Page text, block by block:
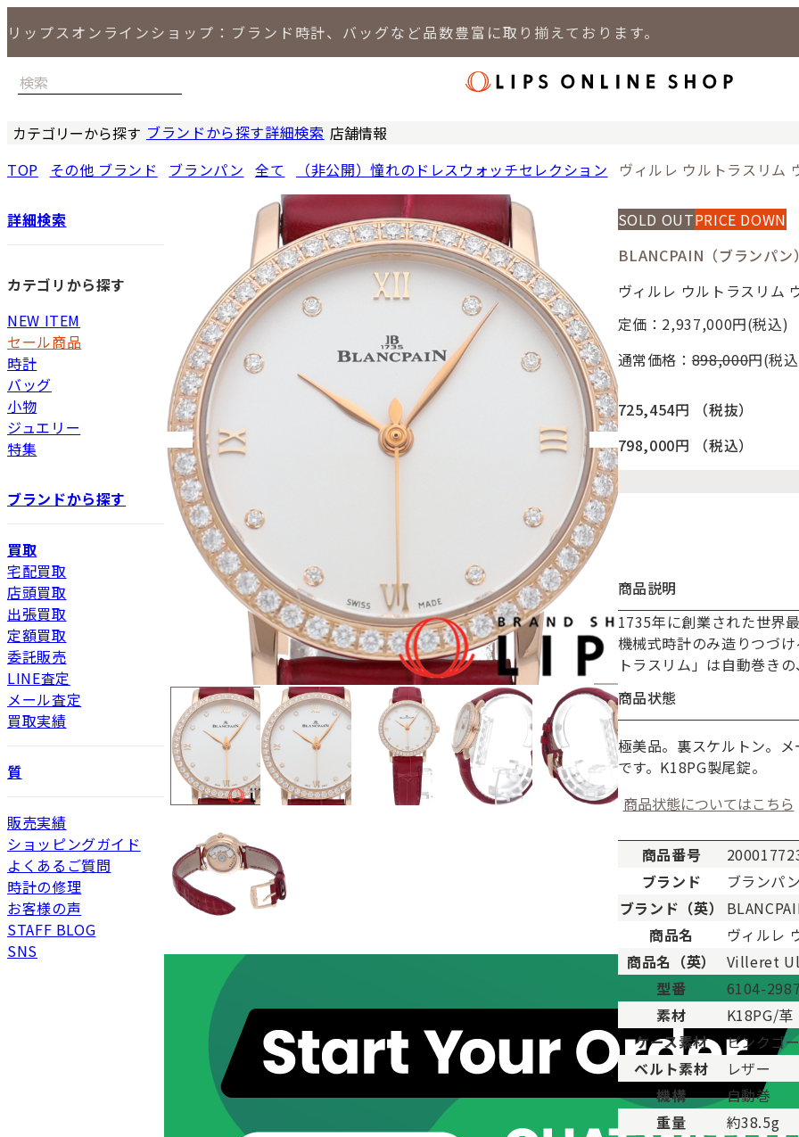
リップスオンラインショップ：ブランド時計、バッグなど品数豊富に取り揃えております。
カテゴリーから探す ブランドから探す詳細検索 店舗情報
TOP その他 ブランド ブランパン 全て （非公開）憧れのドレスウォッチセレクション ヴィルレ ウルトラスリム
詳細検索
カテゴリから探す
NEW ITEM
セール商品
時計
バッグ
小物
ジュエリー
特集
ブランドから探す
買取
宅配買取
店頭買取
出張買取
定額買取
委託販売
LINE査定
メール査定
買取実績
質
販売実績
ショッピングガイド
よくあるご質問
時計の修理
お客様の声
STAFF BLOG
SNS
SOLD OUTPRICE DOWN
BLANCPAIN（ブランパン
ヴィルレ ウルトラスリム
定価：2,937,000円(税込)
通常価格：898,000円(税
725,454円
（税抜）
798,000円
（税込）
お買い物を続ける カートへ進む
商品説明
1735年に創業された世界
機械式時計のみ造りつづ
トラスリム」は自動巻き
商品状態
極美品。裏スケルトン。
です。K18PG製尾錠。
商品状態についてはこちら
新品
新品状態。
未使用
未使用同様品。数回使用した程度、もしくは新品に近い状態の商品。
Aランク 僅かな傷、汚れはありますが比較的程度の良い商品。
ABランク
少々使用感はありますが、キズや汚れが少なめで比較的状態の良い商品。
Bランク
一般的な使用感があり、傷・汚れがあるが使用に支障が無い商品。
BCランクとても使用感のある商品。傷や汚れなどがあり、目立つ場合があります。
Cランク
色濃く使用感があり、傷や汚れが多く目立つ場合があります。
商品番号
ブランド
ブランパ
ブランド（英）
商品名
ヴィルレ
商品名（英）
Villeret
型番
6104-
素材
K18PG/革
ケース素材
ピンクゴ
ベルト素材
レザー
機構
自動巻
重量
約38.5g